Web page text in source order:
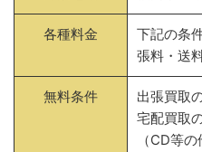
各種料金
下記の条
張料・送
無料条件
出張買取
宅配買取
（CD等